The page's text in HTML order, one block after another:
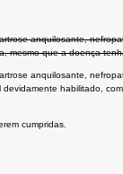
anquilosante,
mesmo que a doença
anquilosante,
habilitado,
cumpridas.